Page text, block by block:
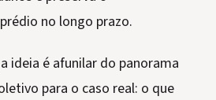
no longo prazo.
ideia é afunilar do panorama
para o caso real: o que